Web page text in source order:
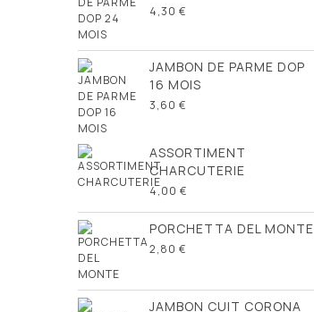
4,30 €
JAMBON DE PARME DOP
16 MOIS
3,60 €
ASSORTIMENT
CHARCUTERIE
4,00 €
PORCHETTA DEL MONTE
2,80 €
JAMBON CUIT CORONA